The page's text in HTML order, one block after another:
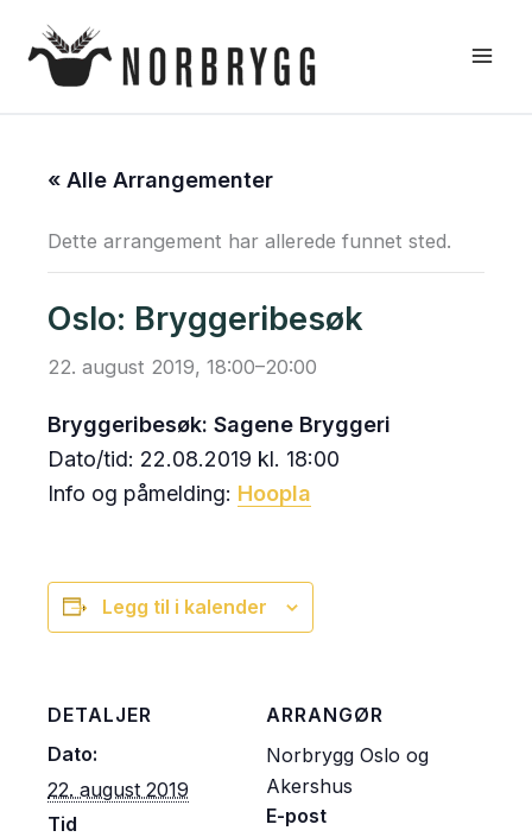
rett
« Alle Arrangementer
Dette arrangement har allerede funnet sted.
Oslo: Bryggeribesøk
22. august 2019, 18:00–20:00
Bryggeribesøk: Sagene Bryggeri
Dato/tid: 22.08.2019 kl. 18:00
Info og påmelding: Hoopla
Legg til i kalender
DETALJER
Dato:
22. august 2019
Tid
ARRANGØR
Norbrygg Oslo og
Akershus
E-post